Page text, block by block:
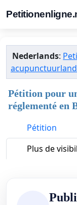
Nederlands:
Pétition pour
réglementé en
Pétition
Plus de